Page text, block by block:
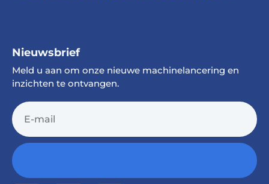
Nieuwsbrief
Meld u aan om onze nieuwe machinelancering en
inzichten te ontvangen.